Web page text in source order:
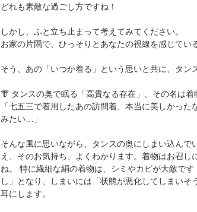
どれも素敵な過ごし方ですね！
しかし、ふと立ち止まって考えてみてください。
お家の片隅で、ひっそりとあなたの視線を感じて
そう、あの「いつか着る」という思いと共に、タ
👘 タンスの奥で眠る「高貴なる存在」、その名は着
「七五三で着用したあの訪問着、本当に美しかっ
みたい…」
そんな風に思いながら、タンスの奥にしまい込んで
え、そのお気持ち、よくわかります。着物はお召
ね。 特に繊細な絹の着物は、シミやカビが大敵で
し」となり、しまいには「状態が悪化してしまい
耳にします。